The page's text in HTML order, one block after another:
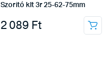
Szoritó klt 3r 25-62-75mm
2 089 Ft